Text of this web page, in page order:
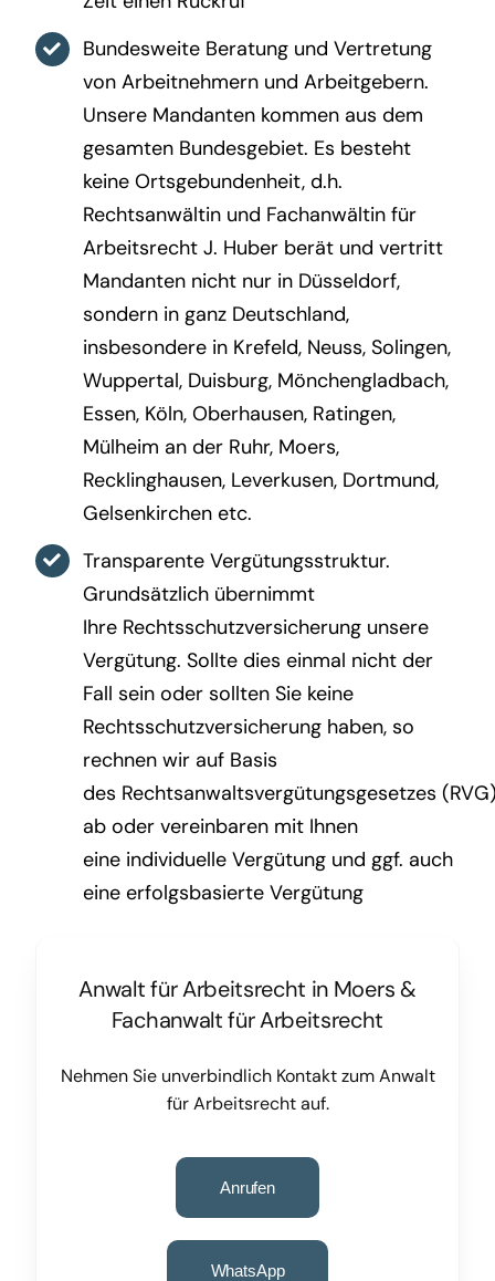
Bundesweite Beratung und Vertretung
von Arbeitnehmern und Arbeitgebern.
Unsere Mandanten kommen aus dem
gesamten Bundesgebiet. Es besteht
keine Ortsgebundenheit, d.h.
Rechtsanwältin und Fachanwältin für
Arbeitsrecht J. Huber berät und vertritt
Mandanten nicht nur in Düsseldorf,
sondern in ganz Deutschland,
insbesondere in Krefeld, Neuss, Solingen,
Wuppertal, Duisburg, Mönchengladbach,
Essen, Köln, Oberhausen, Ratingen,
Mülheim an der Ruhr, Moers,
Recklinghausen, Leverkusen, Dortmund,
Gelsenkirchen etc.
Transparente Vergütungsstruktur.
Grundsätzlich übernimmt
Ihre Rechtsschutzversicherung unsere
Vergütung. Sollte dies einmal nicht der
Fall sein oder sollten Sie keine
Rechtsschutzversicherung haben, so
rechnen wir auf Basis
des Rechtsanwaltsvergütungsgesetzes
ab oder vereinbaren mit Ihnen
eine individuelle Vergütung und ggf. auch
eine erfolgsbasierte Vergütung
Anwalt für Arbeitsrecht in Moers&
Fachanwalt für Arbeitsrecht
Nehmen Sie unverbindlich Kontakt zum Anwalt
für Arbeitsrecht auf.
Anrufen
WhatsApp